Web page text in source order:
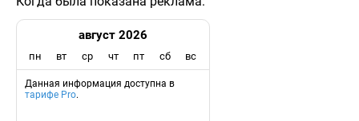
август 2026
пн вт ср чт пт сб вс
Данная информация доступна в
тарифе Pro.